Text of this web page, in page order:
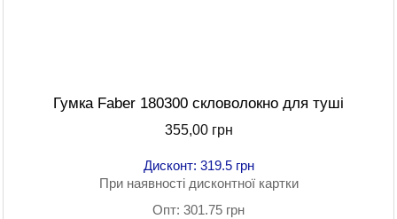
Гумка Faber 180300 скловолокно для туші
355,00 грн
Дисконт: 319.5 грн
При наявності дисконтної картки
Опт: 301.75 грн